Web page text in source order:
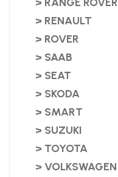
> RENAULT
> ROVER
> SAAB
> SEAT
> SKODA
> SMART
> SUZUKI
> TOYOTA
> VOLKSWAGEN